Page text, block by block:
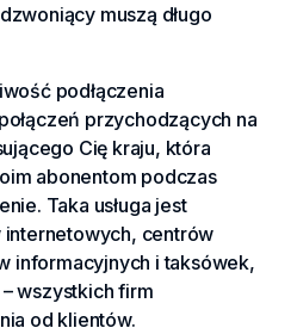
muszą długo
podłączenia
przychodzących na
Cię kraju, która
abonentom podczas
Taka usługa jest
centrów
informacyjnych i taksówek,
wszystkich firm
od klientów.